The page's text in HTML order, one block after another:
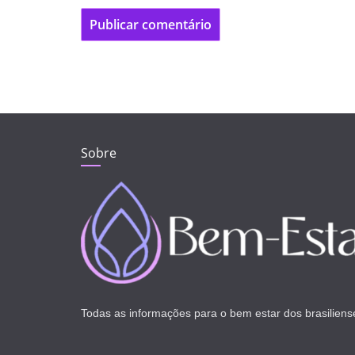
Sobre
Todas as informações para o bem estar dos